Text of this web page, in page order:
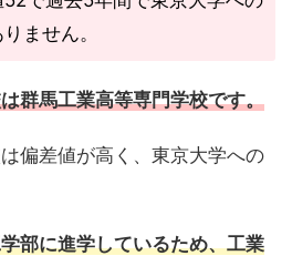
ません。
群馬工業高等専門学校です。
偏差値が高く、東京大学への
部に進学しているため、工業